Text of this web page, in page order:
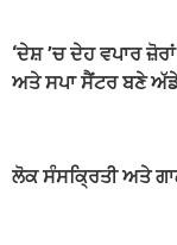
‘ਦੇਸ਼ ’ਚ ਦੇਹ ਵਪਾਰ
ਅਤੇ ਸਪਾ ਸੈਂਟਰ ਬਣੇ
ਲੋਕ ਸੰਸਕ੍ਰਿਤੀ ਅਤੇ